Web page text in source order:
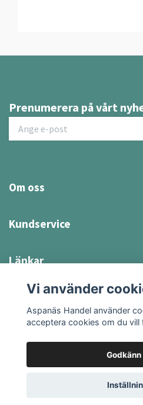
Prenumerera på vårt
Om oss
Kundservice
Länkar
Sociala medier
© 2026
Vi använder
Aspanäs Handel använder
acceptera cookies om du vill
Godkänn